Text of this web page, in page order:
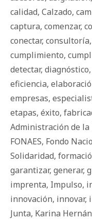
calidad, Calzado,
captura, comenzar,
conectar, consultoría,
cumplimiento,
detectar, diagnóstico,
eficiencia,
empresas,
etapas, éxito,
Administración de la
FONAES, Fondo
Solidaridad,
garantizar, generar,
imprenta, Impulso,
innovación, innovar,
Junta, Karina